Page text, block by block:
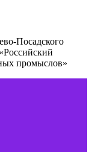
Посадского
промыслов»